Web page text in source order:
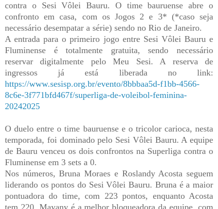
contra o Sesi Vôlei Bauru. O time bauruense abre o
confronto em casa, com os Jogos 2 e 3* (*caso seja
necessário desempatar a série) sendo no Rio de Janeiro.
A entrada para o primeiro jogo entre Sesi Vôlei Bauru e
Fluminense é totalmente gratuita, sendo necessário
reservar digitalmente pelo Meu Sesi. A reserva de
ingressos já está liberada no link:
https://www.sesisp.org.br/evento/8bbbaa5d-f1bb-4566-
8c6e-3f771bfd467f/superliga-de-voleibol-feminina-
20242025
O duelo entre o time bauruense e o tricolor carioca, nesta
temporada, foi dominado pelo Sesi Vôlei Bauru. A equipe
de Bauru venceu os dois confrontos na Superliga contra o
Fluminense em 3 sets a 0.
Nos números, Bruna Moraes e Roslandy Acosta seguem
liderando os pontos do Sesi Vôlei Bauru. Bruna é a maior
pontuadora do time, com 223 pontos, enquanto Acosta